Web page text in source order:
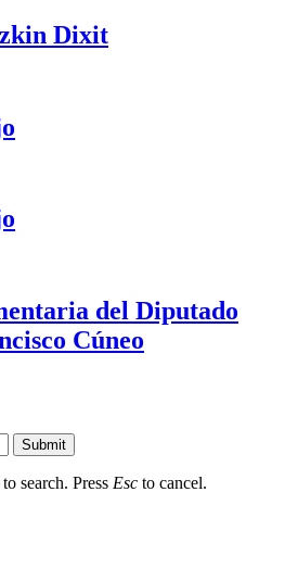
Dixit
del Diputado
Cúneo
Submit
to search. Press Esc to cancel.